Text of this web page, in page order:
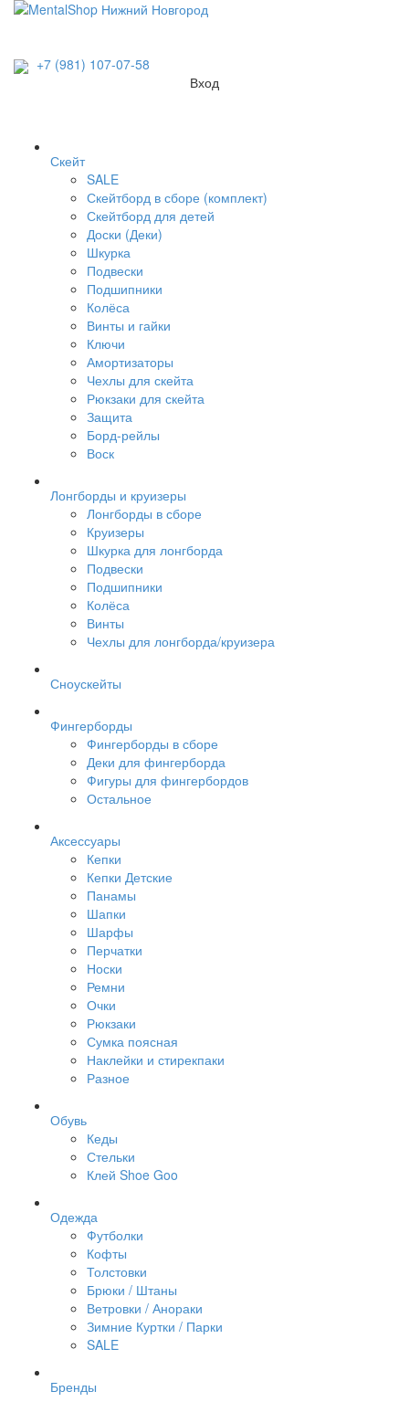
+7 (981) 107-07-58
Вход
Скейт
SALE
Скейтборд в сборе (комплект)
Скейтборд для детей
Доски (Деки)
Шкурка
Подвески
Подшипники
Колёса
Винты и гайки
Ключи
Амортизаторы
Чехлы для скейта
Рюкзаки для скейта
Защита
Борд-рейлы
Воск
Лонгборды и круизеры
Лонгборды в сборе
Круизеры
Шкурка для лонгборда
Подвески
Подшипники
Колёса
Винты
Чехлы для лонгборда/круизера
Сноускейты
Фингерборды
Фингерборды в сборе
Деки для фингерборда
Фигуры для фингербордов
Остальное
Аксессуары
Кепки
Кепки Детские
Панамы
Шапки
Шарфы
Перчатки
Носки
Ремни
Очки
Рюкзаки
Сумка поясная
Наклейки и стирекпаки
Разное
Обувь
Кеды
Стельки
Клей Shoe Goo
Одежда
Футболки
Кофты
Толстовки
Брюки / Штаны
Ветровки / Анораки
Зимние Куртки / Парки
SALE
Бренды